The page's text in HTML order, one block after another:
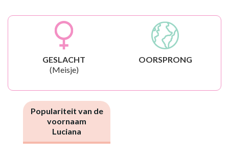
GESLACHT
(Meisje)
OORSPRONG
Populariteit van de
voornaam
Luciana